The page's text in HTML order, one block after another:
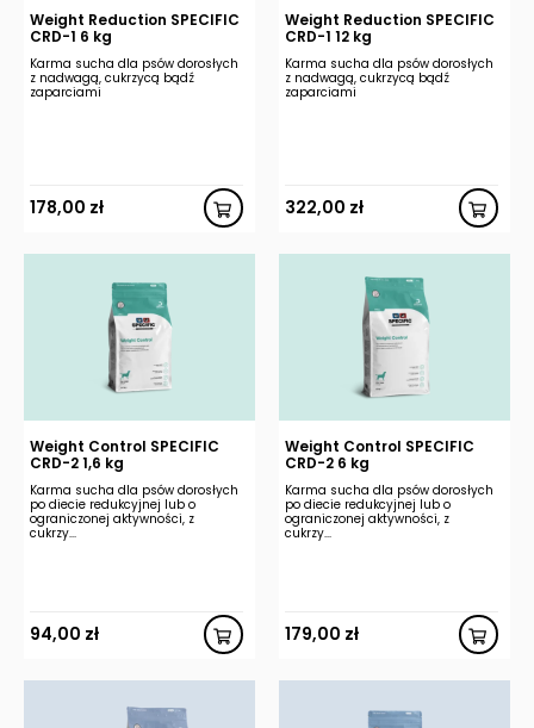
Weight Reduction SPECIFIC
CRD-1 6 kg
Karma sucha dla psów dorosłych
z nadwagą, cukrzycą bądź
zaparciami
178,00 zł
Weight Reduction SPECIFIC
CRD-1 12 kg
Karma sucha dla psów dorosłych
z nadwagą, cukrzycą bądź
zaparciami
322,00 zł
Weight Control SPECIFIC
CRD-2 1,6 kg
Karma sucha dla psów dorosłych
po diecie redukcyjnej lub o
ograniczonej aktywności, z
cukrzy...
94,00 zł
Weight Control SPECIFIC
CRD-2 6 kg
Karma sucha dla psów dorosłych
po diecie redukcyjnej lub o
ograniczonej aktywności, z
cukrzy...
179,00 zł